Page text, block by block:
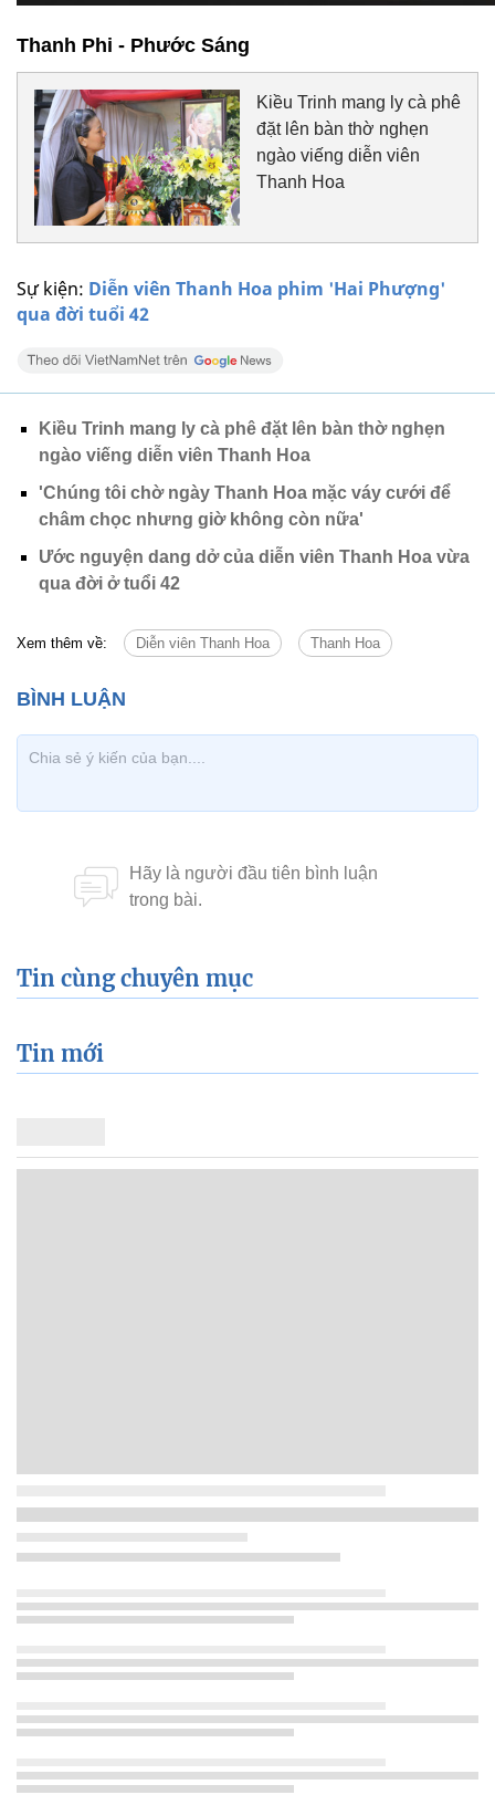
Sự kiện: Diễn viên Thanh Hoa phim 'Hai Phượng'
qua đời tuổi 42
Thanh Phi - Phước Sáng
Kiều Trinh mang ly cà phê
đặt lên bàn thờ nghẹn
ngào viếng diễn viên
Thanh Hoa
Kiều Trinh mang ly cà phê đặt lên bàn thờ nghẹn
ngào viếng diễn viên Thanh Hoa
'Chúng tôi chờ ngày Thanh Hoa mặc váy cưới để
châm chọc nhưng giờ không còn nữa'
Ước nguyện dang dở của diễn viên Thanh Hoa vừa
qua đời ở tuổi 42
Xem thêm về: Diễn viên Thanh Hoa Thanh Hoa
Tin cùng chuyên mục
Tin mới